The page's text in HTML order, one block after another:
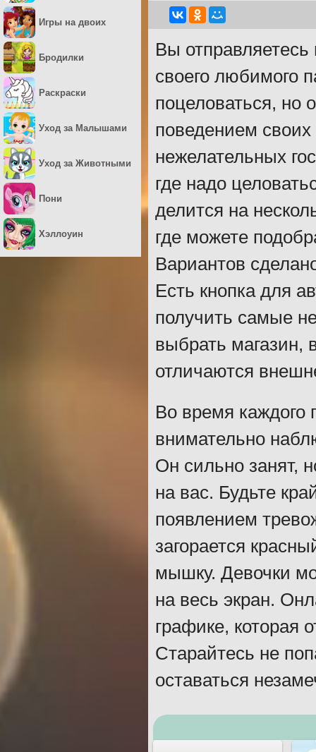
Вы отправляетесь
своего любимого
поцеловаться, но
поведением своих
нежелательных
где надо
делится на
где можете
Вариантов
Есть кнопка для
получить самые
выбрать магазин,
отличаются
Во время каждого
внимательно
Он сильно занят,
на вас. Будьте
появлением
загорается
мышку. Девочки
на весь экран.
графике, которая
Старайтесь не
оставаться
Игры на двоих
Бродилки
Раскраски
Уход за Малышами
Уход за Животными
Пони
Хэллоуин